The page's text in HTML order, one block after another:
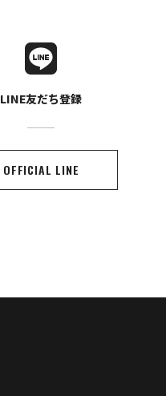
LINE友だち登録
OFFICIAL LINE